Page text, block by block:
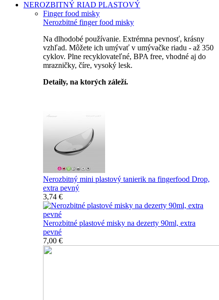
NEROZBITNÝ RIAD PLASTOVÝ
Finger food misky
Nerozbitné finger food misky
Na dlhodobé používanie. Extrémna pevnosť, krásny
vzhľad. Môžete ich umývať v umývačke riadu - až 350
cyklov. Plne recyklovateľné, BPA free, vhodné aj do
mrazničky, číre, vysoký lesk.
Detaily, na ktorých záleží.
Nerozbitný mini plastový tanierik na fingerfood Drop,
extra pevný
3,74 €
Nerozbitné plastové misky na dezerty 90ml, extra
pevné
7,00 €